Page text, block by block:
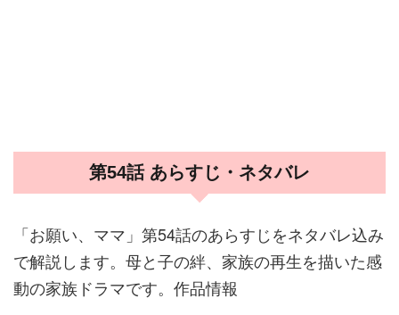
第54話 あらすじ・ネタバレ
「お願い、ママ」第54話のあらすじをネタバレ込み
で解説します。母と子の絆、家族の再生を描いた感
動の家族ドラマです。作品情報